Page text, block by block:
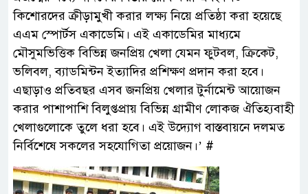
কিশোরদের ক্রীড়ামুখী করার লক্ষ্য নিয়ে প্রতিষ্ঠা করা হয়েছে
এএম স্পোর্টস একাডেমি। এই একাডেমির মাধ্যমে
মৌসুমভিত্তিক বিভিন্ন জনপ্রিয় খেলা যেমন ফুটবল, ক্রিকেট,
ভলিবল, ব্যাডমিন্টন ইত্যাদির প্রশিক্ষণ প্রদান করা হবে।
এছাড়াও প্রতিবছর এসব জনপ্রিয় খেলার টুর্নামেন্ট আয়োজন
করার পাশাপাশি বিলুপ্তপ্রায় বিভিন্ন গ্রামীণ লোকজ ঐতিহ্যবাহী
খেলাগুলোকে তুলে ধরা হবে। এই উদ্যোগ বাস্তবায়নে দলমত
নির্বিশেষে সকলের সহযোগিতা প্রয়োজন।’ #